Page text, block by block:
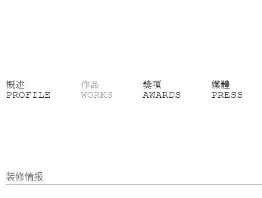
概述
PROFILE
作品
WORKS
獎項
AWARDS
媒體
PRESS
装修情报